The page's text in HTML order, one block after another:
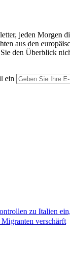
jeden Morgen
aus den
den Überblick
ein
zu Italien
verschärft